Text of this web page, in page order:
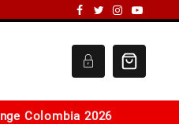
Colombia 2026